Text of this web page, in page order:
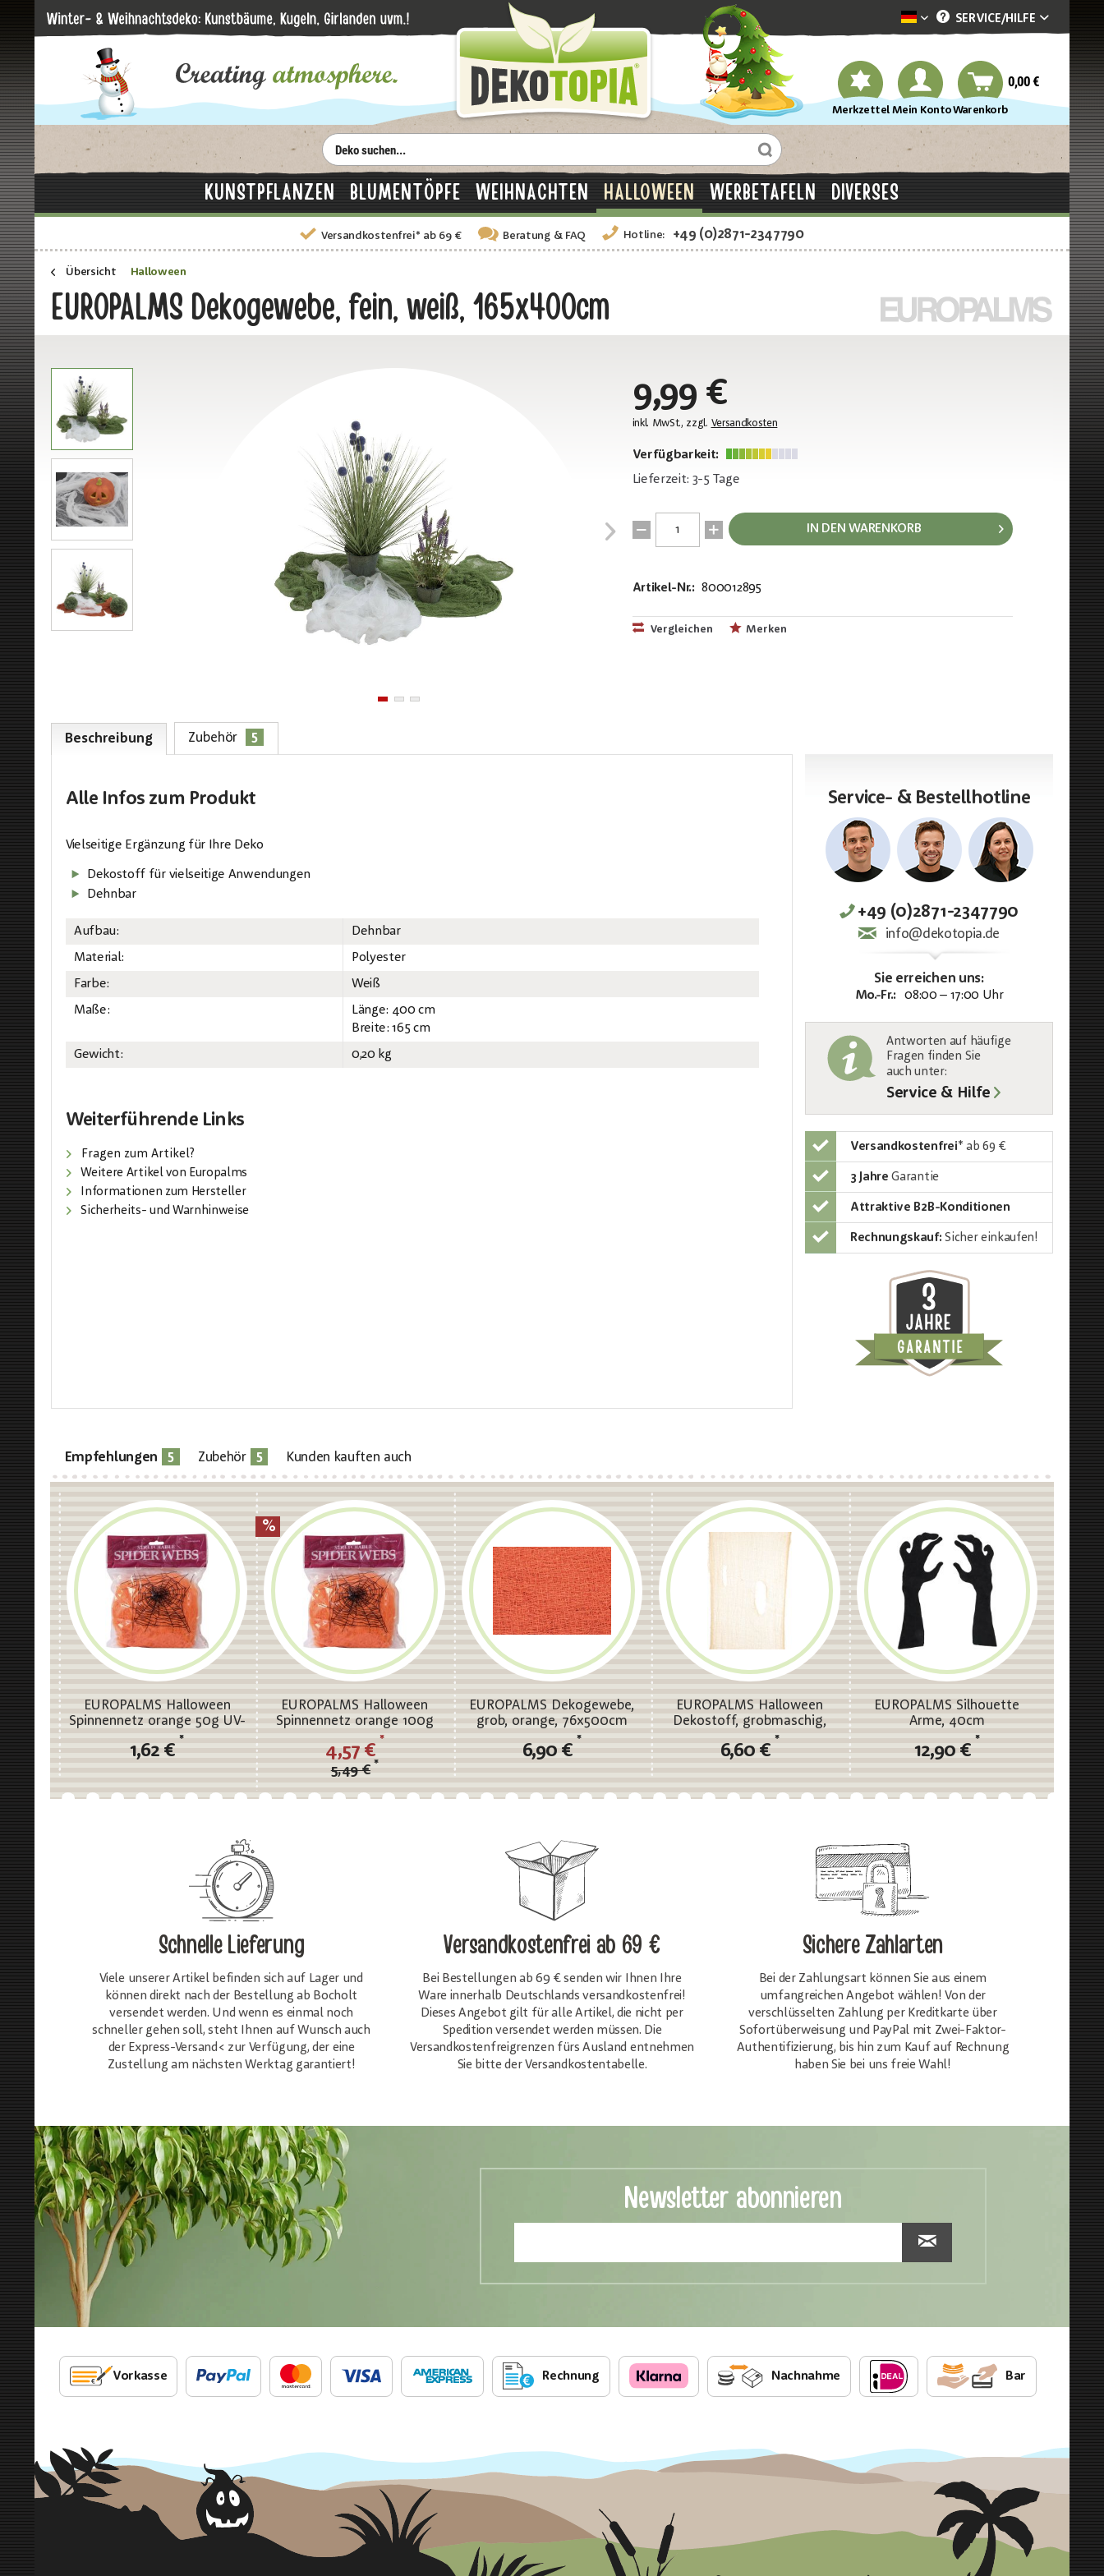
Dekotopia deutsch
SERVICE/HILFE
Merkzettel Mein KontoWarenkorb
0,00 €
KUNSTPFLANZEN BLUMENTÖPFE WEIHNACHTEN HALLOWEEN WERBETAFELN DIVERSES
Versandkostenfrei* ab 69 € Beratung& FAQ Hotline: +49 (0)2871-2347790
Übersicht Halloween
EUROPALMS Dekogewebe, fein, weiß, 165x400cm
9,99 €
inkl. MwSt., zzgl. Versandkosten
Verfügbarkeit:
Lieferzeit: 3-5 Tage
IN DEN WARENKORB
Artikel-Nr.: 800012895
Vergleichen Merken
Beschreibung Zubehör 5
Alle Infos zum Produkt
Vielseitige Ergänzung für Ihre Deko
Dekostoff für vielseitige Anwendungen
Dehnbar
Aufbau:
Dehnbar
Material:
Polyester
Farbe:
Weiß
Maße:
Länge: 400 cm
Breite: 165 cm
Gewicht:
0,20 kg
Weiterführende Links
Fragen zum Artikel?
Weitere Artikel von Europalms
Informationen zum Hersteller
Sicherheits- und Warnhinweise
Service- & Bestellhotline
+49 (0)2871-2347790
info@dekotopia.de
Sie erreichen uns:
Mo.-Fr.: 08:00 – 17:00 Uhr
Antworten auf häufige
Fragen finden Sie
auch unter:
Service & Hilfe
Versandkostenfrei* ab 69 €
3 Jahre Garantie
Attraktive B2B-Konditionen
Rechnungskauf: Sicher einkaufen!
Empfehlungen 5 Zubehör 5 Kunden kauften auch
EUROPALMS Halloween
Spinnennetz orange 50g UV-
1,62 €
*
EUROPALMS Halloween
Spinnennetz orange 100g
UV-aktiv
5,49 € *
4,57 €
*
EUROPALMS Dekogewebe,
grob, orange, 76x500cm
6,90 €
*
EUROPALMS Halloween
Dekostoff, grobmaschig,
beige, 75x300cm
6,60 €
*
EUROPALMS Silhouette
Arme, 40cm
12,90 €
*
Schnelle Lieferung
Viele unserer Artikel befinden sich auf Lager und
können direkt nach der Bestellung ab Bocholt
versendet werden. Und wenn es einmal noch
schneller gehen soll, steht Ihnen auf Wunsch auch
der Express-Versand< zur Verfügung, der eine
Zustellung am nächsten Werktag garantiert!
Versandkostenfrei ab 69 €
Bei Bestellungen ab 69 € senden wir Ihnen Ihre
Ware innerhalb Deutschlands versandkostenfrei!
Dieses Angebot gilt für alle Artikel, die nicht per
Spedition versendet werden müssen. Die
Versandkosten­freigrenzen fürs Ausland entnehmen
Sie bitte der Versandkostentabelle.
Sichere Zahlarten
Bei der Zahlungsart können Sie aus einem
umfangreichen Angebot wählen! Von der
verschlüsselten Zahlung per Kreditkarte über
Sofortüberweisung und PayPal mit Zwei-Faktor-
Authentifizierung, bis hin zum Kauf auf Rechnung
haben Sie bei uns freie Wahl!
Newsletter abonnieren
Vorkasse Rechnung Nachnahme Bar